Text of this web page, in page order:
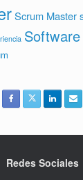
Scrum Master
Redes Sociales